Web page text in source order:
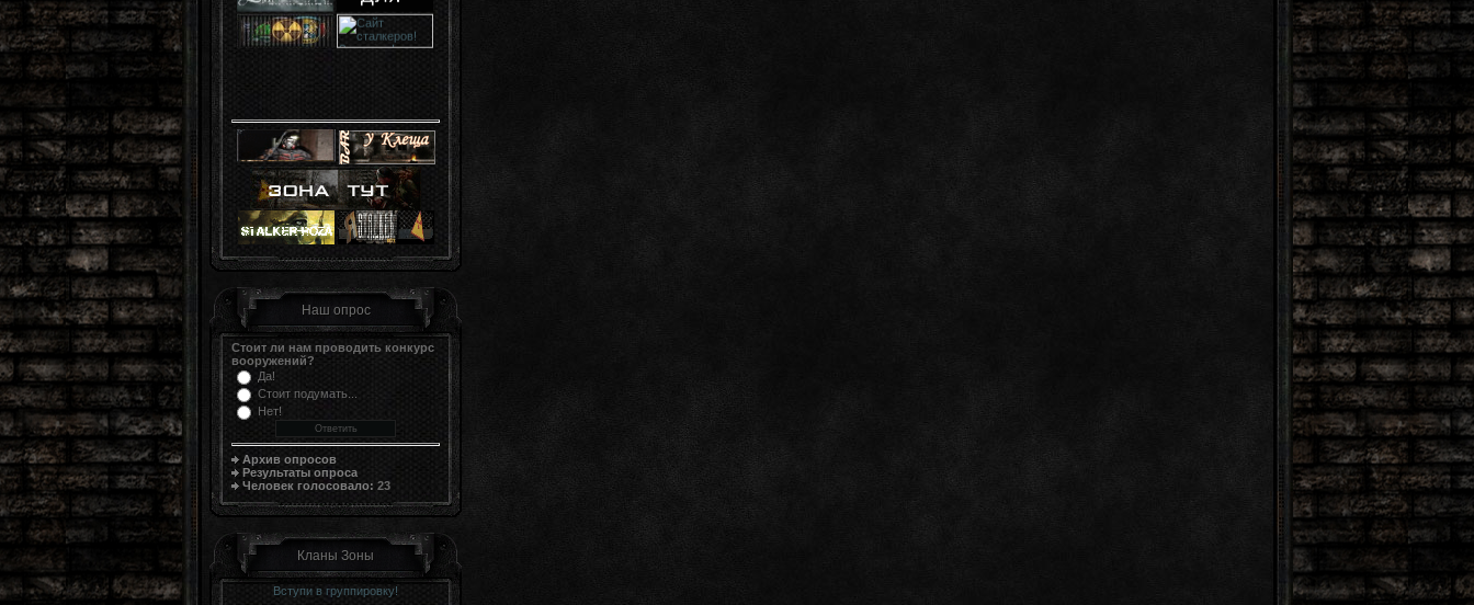
Наш опрос
Стоит ли нам проводить конкурс
вооружений?
Да!
Стоит подумать...
Нет!
Архив опросов
Результаты опроса
Человек голосовало: 23
Кланы Зоны
Вступи в группировку!